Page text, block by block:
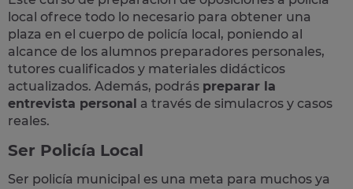
local ofrece todo lo necesario para obtener una
plaza en el cuerpo de policía local, poniendo al
alcance de los alumnos preparadores personales,
tutores cualificados y materiales didácticos
actualizados. Además, podrás preparar la
entrevista personal a través de simulacros y casos
reales.
Ser Policía Local
Ser policía municipal es una meta para muchos ya